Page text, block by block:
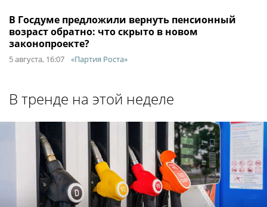
В Госдуме предложили вернуть пенсионный
возраст обратно: что скрыто в новом
законопроекте?
5 августа, 16:07 «Партия Роста»
В тренде на этой неделе